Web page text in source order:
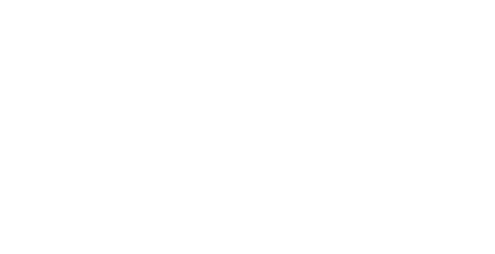
System.Web.UI.WebControls.IButtonControl